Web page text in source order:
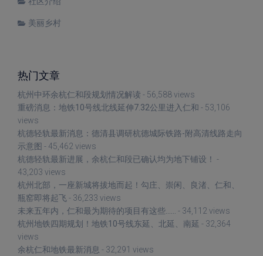
美丽乡村
热门文章
杭州中环余杭仁和段规划情况解读 - 56,588 views
重磅消息：地铁10号线北线延伸7.32公里进入仁和 - 53,106
views
杭德轻轨最新消息：德清县调研杭德城际铁路-附高清线路走向
示意图 - 45,462 views
杭德轻轨最新进展，余杭仁和段已确认均为地下铺设！ -
43,203 views
杭州北部，一座新城将拔地而起！勾庄、崇闲、良渚、仁和、
瓶窑即将起飞 - 36,233 views
未来五年内，仁和最为期待的项目有这些……
- 34,112 views
杭州地铁四期规划！地铁10号线东延、北延、南延 - 32,364
views
余杭仁和地铁最新消息 - 32,291 views